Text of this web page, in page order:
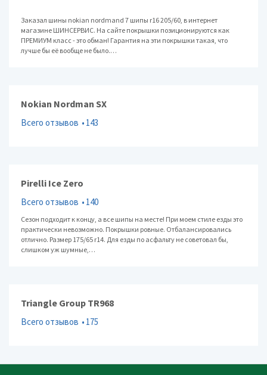
Заказал шины nokian nordmand 7 шипы r16 205/60, в интернет
магазине ШИНСЕРВИС. На сайте покрышки позиционируются как
ПРЕМИУМ класс - это обман! Гарантия на эти покрышки такая, что
лучше бы её вообще не было.…
Nokian Nordman SX
Всего отзывов 143
Pirelli Ice Zero
Всего отзывов 140
Сезон подходит к концу, а все шипы на месте! При моем стиле езды это
практически невозможно. Покрышки ровные. Отбалансировались
отлично. Размер 175/65 r14. Для езды по асфальту не советовал бы,
слишком уж шумные,…
Triangle Group TR968
Всего отзывов 175